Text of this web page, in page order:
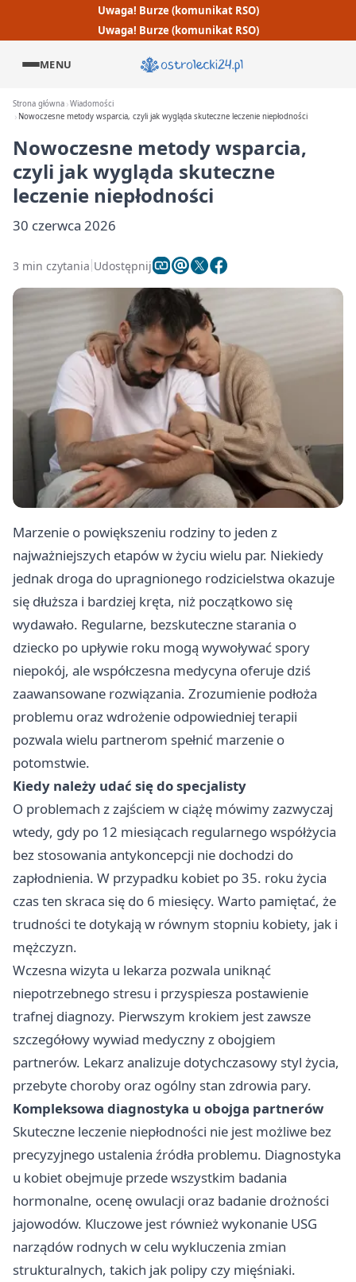
Uwaga! Burze (komunikat RSO)
Uwaga! Burze (komunikat RSO)
MENU
Strona główna Wiadomości
Nowoczesne metody wsparcia, czyli jak wygląda skuteczne leczenie niepłodności
Nowoczesne metody wsparcia,
czyli jak wygląda skuteczne
leczenie niepłodności
30 czerwca 2026
3 min czytania Udostępnij
Marzenie o powiększeniu rodziny to jeden z
najważniejszych etapów w życiu wielu par. Niekiedy
jednak droga do upragnionego rodzicielstwa okazuje
się dłuższa i bardziej kręta, niż początkowo się
wydawało. Regularne, bezskuteczne starania o
dziecko po upływie roku mogą wywoływać spory
niepokój, ale współczesna medycyna oferuje dziś
zaawansowane rozwiązania. Zrozumienie podłoża
problemu oraz wdrożenie odpowiedniej terapii
pozwala wielu partnerom spełnić marzenie o
potomstwie.
Kiedy należy udać się do specjalisty
O problemach z zajściem w ciążę mówimy zazwyczaj
wtedy, gdy po 12 miesiącach regularnego współżycia
bez stosowania antykoncepcji nie dochodzi do
zapłodnienia. W przypadku kobiet po 35. roku życia
czas ten skraca się do 6 miesięcy. Warto pamiętać, że
trudności te dotykają w równym stopniu kobiety, jak i
mężczyzn.
Wczesna wizyta u lekarza pozwala uniknąć
niepotrzebnego stresu i przyspiesza postawienie
trafnej diagnozy. Pierwszym krokiem jest zawsze
szczegółowy wywiad medyczny z obojgiem
partnerów. Lekarz analizuje dotychczasowy styl życia,
przebyte choroby oraz ogólny stan zdrowia pary.
Kompleksowa diagnostyka u obojga partnerów
Skuteczne leczenie niepłodności nie jest możliwe bez
precyzyjnego ustalenia źródła problemu. Diagnostyka
u kobiet obejmuje przede wszystkim badania
hormonalne, ocenę owulacji oraz badanie drożności
jajowodów. Kluczowe jest również wykonanie USG
narządów rodnych w celu wykluczenia zmian
strukturalnych, takich jak polipy czy mięśniaki.